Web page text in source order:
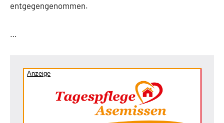
entgegengenommen.
…
Anzeige